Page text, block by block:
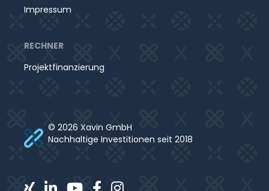
Impressum
RECHNER
Projektfinanzierung
© 2026 Xavin GmbH
Nachhaltige Investitionen seit 2018